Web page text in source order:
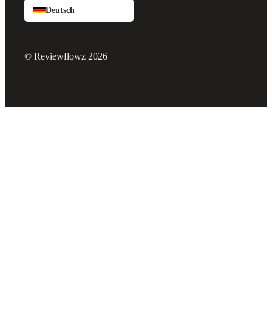
Deutsch
© Reviewflowz 2026